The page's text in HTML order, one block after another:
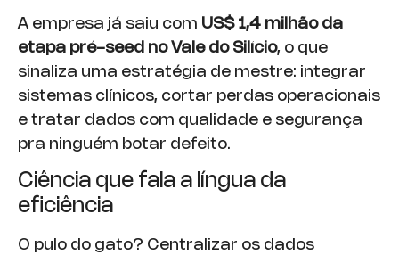
A empresa já saiu com US$ 1,4 milhão da
etapa pré-seed no Vale do Silício, o que
sinaliza uma estratégia de mestre: integrar
sistemas clínicos, cortar perdas operacionais
e tratar dados com qualidade e segurança
pra ninguém botar defeito.
Ciência que fala a língua da
eficiência
O pulo do gato? Centralizar os dados